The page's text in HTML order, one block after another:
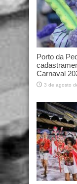
Porto da
Carnaval
3 de agosto